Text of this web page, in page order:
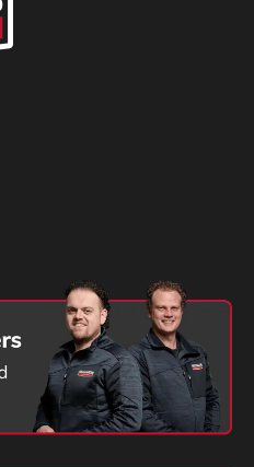
in natuurlijk rubber met
velg met
kogellagers